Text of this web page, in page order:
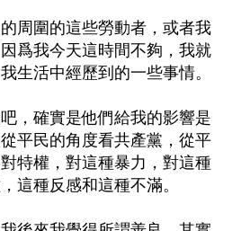
周圍的這些勞動者，或者我
爲我今天這時間不夠，我就
生活中經歷到的一些事情。
，確實是他們給我的影響是
平民的角度看共產黨，從平
特權，對這種暴力，對這種
這種反感和這種不滿。